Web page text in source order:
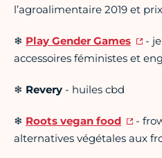
l’agroalimentaire 2019 et
❄ Play Gender Games
-
accessoires féministes et
❄ Revery - huiles cbd
❄ Roots vegan food
-
alternatives végétales aux